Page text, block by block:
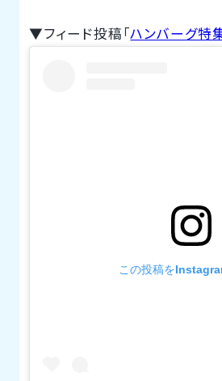
▼フィード投稿「ハンバーグ特
この投稿を